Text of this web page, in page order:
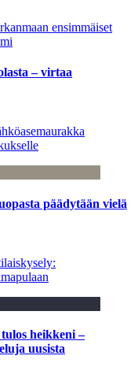
ensimmäiset
– virtaa
päädytään vielä
heikkeni –
uusista